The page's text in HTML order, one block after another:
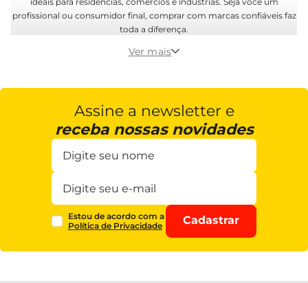
profissional ou consumidor final, comprar com marcas confiáveis faz
toda a diferença.
Ver mais
Assine a newsletter e
receba nossas novidades
Estou de acordo com a
Política de Privacidade
Cadastrar